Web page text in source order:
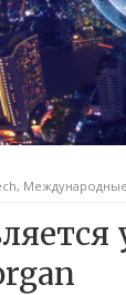
, Международные